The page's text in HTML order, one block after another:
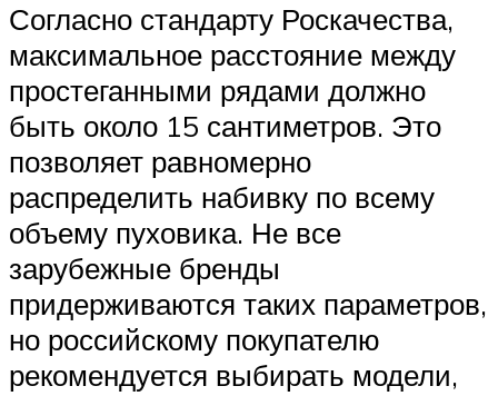
Согласно стандарту Роскачества,
максимальное расстояние между
простеганными рядами должно
быть около 15 сантиметров. Это
позволяет равномерно
распределить набивку по всему
объему пуховика. Не все
зарубежные бренды
придерживаются таких параметров,
но российскому покупателю
рекомендуется выбирать модели,